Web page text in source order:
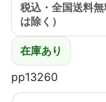
税込・全国送料
は除く）
在庫あり
pp13260